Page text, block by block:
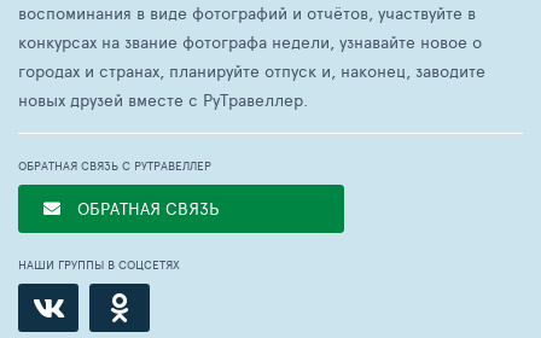
воспоминания в виде фотографий и отчётов, участвуйте в
конкурсах на звание фотографа недели, узнавайте новое о
городах и странах, планируйте отпуск и, наконец, заводите
новых друзей вместе с РуТравеллер.
ОБРАТНАЯ СВЯЗЬ С РУТРАВЕЛЛЕР
ОБРАТНАЯ СВЯЗЬ
НАШИ ГРУППЫ В СОЦСЕТЯХ